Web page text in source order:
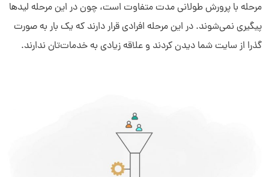
مرحله با پرورش طولانی مدت متفاوت است، چون در این مرحله لیدها
پیگیری نمی‌شوند. در این مرحله افرادی قرار دارند که یک بار به صورت
گذرا از سایت شما دیدن کردند و علاقه زیادی به خدمات‌تان ندارند.